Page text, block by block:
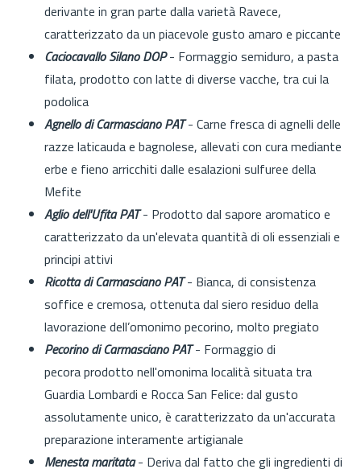
derivante in gran parte dalla varietà Ravece,
caratterizzato da un piacevole gusto amaro e piccante
Caciocavallo Silano DOP- Formaggio semiduro, a pasta
filata, prodotto con latte di diverse vacche, tra cui la
podolica
Agnello di Carmasciano PAT- Carne fresca di agnelli delle
razze laticauda e bagnolese, allevati con cura mediante
erbe e fieno arricchiti dalle esalazioni sulfuree della
Mefite
Aglio dell'Ufita PAT- Prodotto dal sapore aromatico e
caratterizzato da un'elevata quantità di oli essenziali e
principi attivi
Ricotta di Carmasciano PAT- Bianca, di consistenza
soffice e cremosa, ottenuta dal siero residuo della
lavorazione dell’omonimo pecorino, molto pregiato
Pecorino di Carmasciano PAT - Formaggio di
pecora prodotto nell'omonima località situata tra
Guardia Lombardi e Rocca San Felice: dal gusto
assolutamente unico, è caratterizzato da un'accurata
preparazione interamente artigianale
Menesta maritata- Deriva dal fatto che gli ingredienti di